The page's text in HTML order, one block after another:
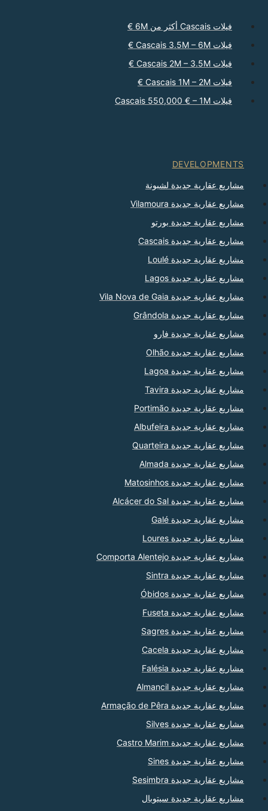
فيلات Cascais أكثر من 6M €
فيلات Cascais 3.5M – 6M €
فيلات Cascais 2M – 3.5M €
فيلات Cascais 1M – 2M €
فيلات Cascais 550,000 € – 1M
DEVELOPMENTS
مشاريع عقارية جديدة لشبونة
مشاريع عقارية جديدة Vilamoura
مشاريع عقارية جديدة بورتو
مشاريع عقارية جديدة Cascais
مشاريع عقارية جديدة Loulé
مشاريع عقارية جديدة Lagos
مشاريع عقارية جديدة Vila Nova de Gaia
مشاريع عقارية جديدة Grândola
مشاريع عقارية جديدة فارو
مشاريع عقارية جديدة Olhão
مشاريع عقارية جديدة Lagoa
مشاريع عقارية جديدة Tavira
مشاريع عقارية جديدة Portimão
مشاريع عقارية جديدة Albufeira
مشاريع عقارية جديدة Quarteira
مشاريع عقارية جديدة Almada
مشاريع عقارية جديدة Matosinhos
مشاريع عقارية جديدة Alcácer do Sal
مشاريع عقارية جديدة Galé
مشاريع عقارية جديدة Loures
مشاريع عقارية جديدة Comporta Alentejo
مشاريع عقارية جديدة Sintra
مشاريع عقارية جديدة Óbidos
مشاريع عقارية جديدة Fuseta
مشاريع عقارية جديدة Sagres
مشاريع عقارية جديدة Cacela
مشاريع عقارية جديدة Falésia
مشاريع عقارية جديدة Almancil
مشاريع عقارية جديدة Armação de Pêra
مشاريع عقارية جديدة Silves
مشاريع عقارية جديدة Castro Marim
مشاريع عقارية جديدة Sines
مشاريع عقارية جديدة Sesimbra
مشاريع عقارية جديدة سيتوبال